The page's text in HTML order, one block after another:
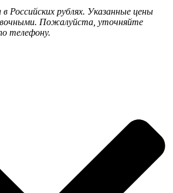
Российских рублях. Указанные цены
Пожалуйста, уточняйте
телефону.